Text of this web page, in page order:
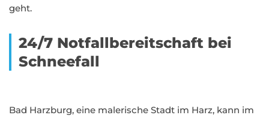
geht.
24/7 Notfallbereitschaft bei
Schneefall
Bad Harzburg, eine malerische Stadt im Harz, kann im